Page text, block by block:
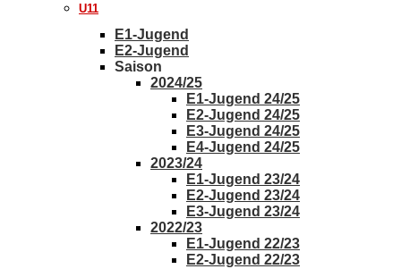
U11
E1-Jugend
E2-Jugend
Saison
2024/25
E1-Jugend 24/25
E2-Jugend 24/25
E3-Jugend 24/25
E4-Jugend 24/25
2023/24
E1-Jugend 23/24
E2-Jugend 23/24
E3-Jugend 23/24
2022/23
E1-Jugend 22/23
E2-Jugend 22/23